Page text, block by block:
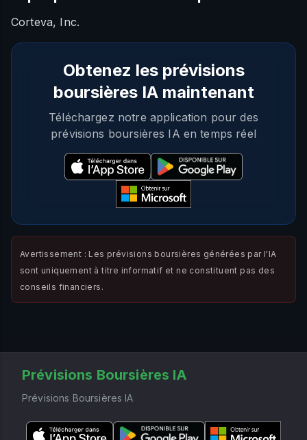
Corteva, Inc.
Obtenez les prévisions
boursières IA maintenant
Téléchargez notre application pour des
prévisions boursières IA en temps réel
Avertissement : Les prévisions boursières générées par l'IA
sont uniquement à titre informatif et ne constituent pas des
conseils financiers.
Prévisions Boursières IA
Prévisions Boursières IA